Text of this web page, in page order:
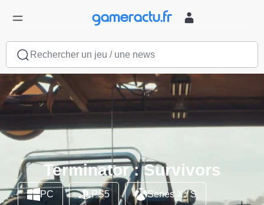
Rechercher un jeu / une news
Terminator : Survivors
PC PS5 Series X / S